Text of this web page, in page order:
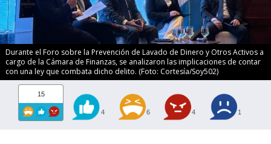
Durante el Foro sobre la Prevención de Lavado de Dinero y Otros Activos a
cargo de la Cámara de Finanzas, se analizaron las implicaciones de contar
con una ley que combata dicho delito. (Foto: Cortesía/Soy502)
15
4 6 4 1